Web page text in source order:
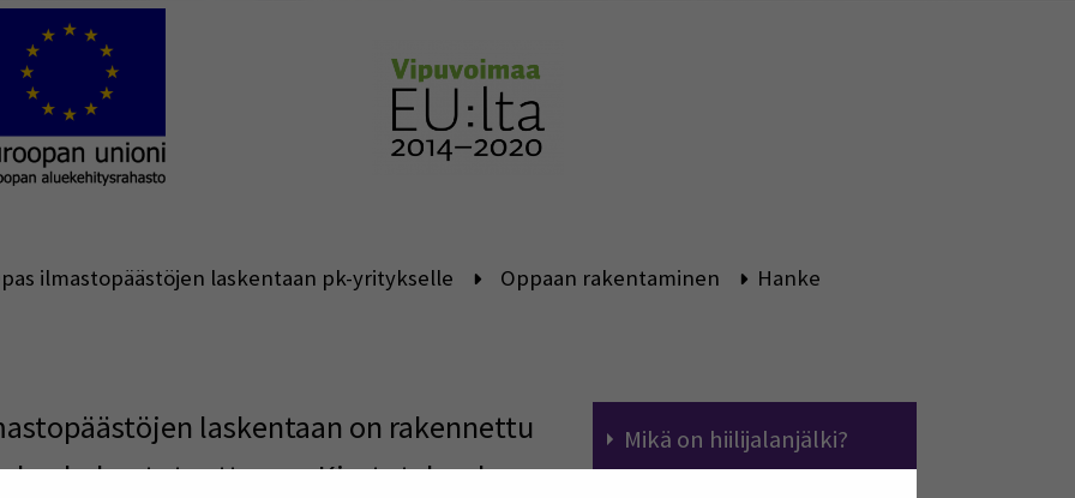
ilmastopäästöjen laskentaan pk-yritykselle Oppaan rakentaminen Hanke
laskentaan on rakennettu
toteuttamaa Kiertotalouden
Mikä on hiilijalanjälki?
Hiilijalanjäljen laskennan